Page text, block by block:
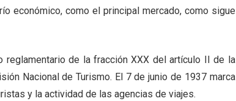
económico, como el principal mercado, como sigue
de la fracción XXX del artículo II de la
Nacional de Turismo. El 7 de junio de 1937 marca
y la actividad de las agencias de viajes.